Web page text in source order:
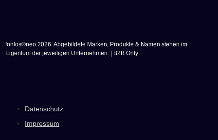
fonlos®neo 2026. Abgebildete Marken, Produkte & Namen stehen im
Eigentum der jeweiligen Unternehmen. | B2B Only
Datenschutz
Impressum